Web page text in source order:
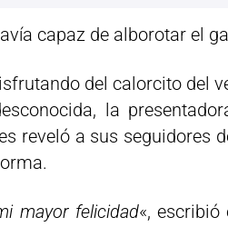
capaz de alborotar el
del calorcito del
la
reveló a sus seguidores
mayor felicidad«,